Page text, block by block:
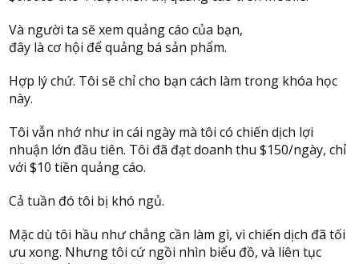
Và người ta sẽ xem quảng cáo của bạn,
đây là cơ hội để quảng bá sản phẩm.
Hợp lý chứ. Tôi sẽ chỉ cho bạn cách làm trong khóa học
này.
Tôi vẫn nhớ như in cái ngày mà tôi có chiến dịch lợi
nhuận lớn đầu tiên. Tôi đã đạt doanh thu $150/ngày, chỉ
với $10 tiền quảng cáo.
Cả tuần đó tôi bị khó ngủ.
Mặc dù tôi hầu như chẳng cần làm gì, vì chiến dịch đã tối
ưu xong. Nhưng tôi cứ ngồi nhìn biểu đồ, và liên tục